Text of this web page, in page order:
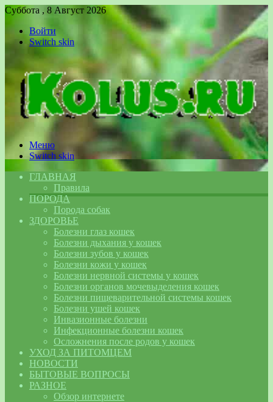
Суббота , 8 Август 2026
Войти
Switch skin
Меню
Switch skin
ГЛАВНАЯ
Правила
ПОРОДА
Порода собак
ЗДОРОВЬЕ
Болезни глаз кошек
Болезни дыхания у кошек
Болезни зубов у кошек
Болезни кожи у кошек
Болезни нервной системы у кошек
Болезни органов мочевыделения кошек
Болезни пищеварительной системы кошек
Болезни ушей кошек
Инвазионные болезни
Инфекционные болезни кошек
Осложнения после родов у кошек
УХОД ЗА ПИТОМЦЕМ
НОВОСТИ
БЫТОВЫЕ ВОПРОСЫ
РАЗНОЕ
Обзор интернете